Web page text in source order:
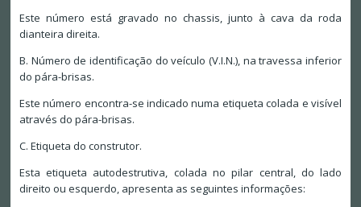
Este número está gravado no chassis, junto à cava da roda
dianteira direita.
B. Número de identificação do veículo (V.I.N.), na travessa inferior
do pára-brisas.
Este número encontra-se indicado numa etiqueta colada e visível
através do pára-brisas.
C. Etiqueta do construtor.
Esta etiqueta autodestrutiva, colada no pilar central, do lado
direito ou esquerdo, apresenta as seguintes informações: